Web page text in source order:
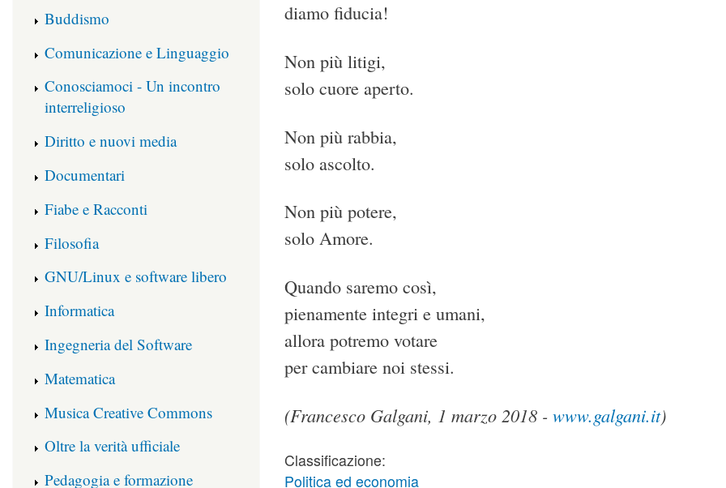
diamo fiducia!
Non più litigi,
solo cuore aperto.
Non più rabbia,
solo ascolto.
Non più potere,
solo Amore.
Quando saremo così,
pienamente integri e umani,
allora potremo votare
per cambiare noi stessi.
(Francesco Galgani, 1 marzo 2018 - www.galgani.it)
Classificazione:
Politica ed economia
Buddismo
Comunicazione e Linguaggio
Conosciamoci - Un incontro
interreligioso
Diritto e nuovi media
Documentari
Fiabe e Racconti
Filosofia
GNU/Linux e software libero
Informatica
Ingegneria del Software
Matematica
Musica Creative Commons
Oltre la verità ufficiale
Pedagogia e formazione